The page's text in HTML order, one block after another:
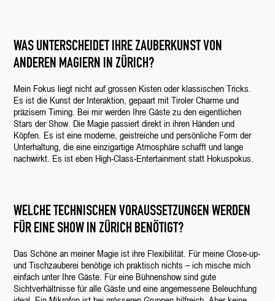
WAS UNTERSCHEIDET IHRE ZAUBERKUNST VON
ANDEREN MAGIERN IN ZÜRICH?
Mein Fokus liegt nicht auf grossen Kisten oder klassischen Tricks.
Es ist die Kunst der Interaktion, gepaart mit Tiroler Charme und
präzisem Timing. Bei mir werden Ihre Gäste zu den eigentlichen
Stars der Show. Die Magie passiert direkt in ihren Händen und
Köpfen. Es ist eine moderne, geistreiche und persönliche Form der
Unterhaltung, die eine einzigartige Atmosphäre schafft und lange
nachwirkt. Es ist eben High-Class-Entertainment statt Hokuspokus.
WELCHE TECHNISCHEN VORAUSSETZUNGEN WERDEN
FÜR EINE SHOW IN ZÜRICH BENÖTIGT?
Das Schöne an meiner Magie ist ihre Flexibilität. Für meine Close-up-
und Tischzauberei benötige ich praktisch nichts – ich mische mich
einfach unter Ihre Gäste. Für eine Bühnenshow sind gute
Sichtverhältnisse für alle Gäste und eine angemessene Beleuchtung